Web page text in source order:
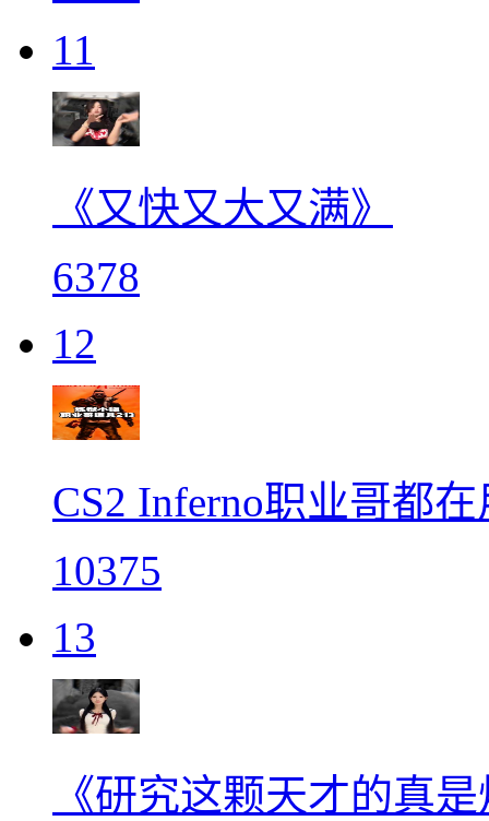
11
《又快又大又满》
6378
12
CS2 Inferno职业哥都
10375
13
《研究这颗天才的真